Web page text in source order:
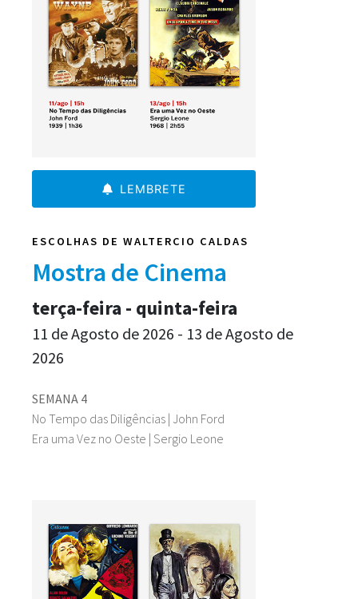
LEMBRETE
ESCOLHAS DE WALTERCIO CALDAS
Mostra de Cinema
SEMANA 4
No Tempo das Diligências | John Ford
Era uma Vez no Oeste | Sergio Leone
terça-feira - quinta-feira
11 de Agosto de 2026 - 13 de Agosto de
2026